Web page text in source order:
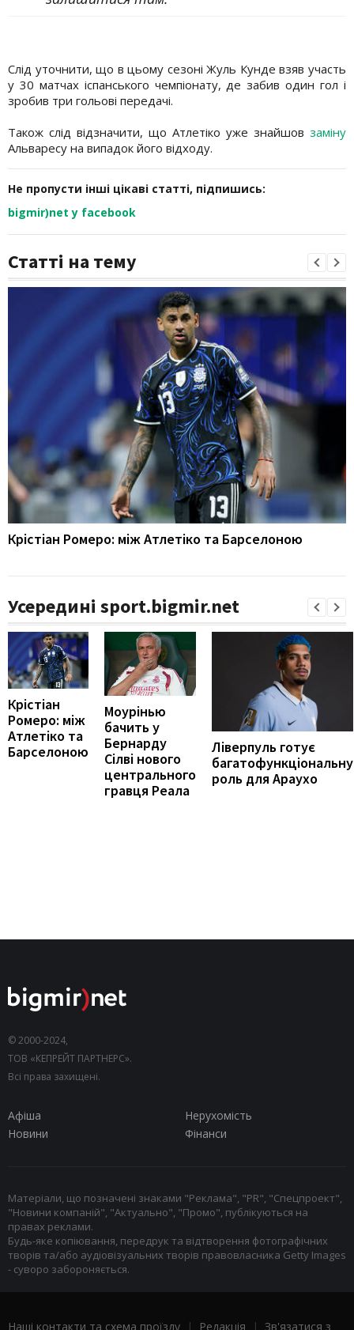
Слід уточнити, що в цьому сезоні Жуль Кунде взяв участь
у 30 матчах іспанського чемпіонату, де забив один гол і
зробив три гольові передачі.
Також слід відзначити, що Атлетіко уже знайшов заміну
Альваресу на випадок його відходу.
Не пропусти інші цікаві статті, підпишись:
bigmir)net у facebook
Статті на тему
Крістіан Ромеро: між Атлетіко та Барселоною
Усередині sport.bigmir.net
Крістіан
Ромеро: між
Атлетіко та
Барселоною
Моурінью
бачить у
Бернарду
Сілві нового
центрального
гравця Реала
Ліверпуль готує
багатофункціональну
роль для Араухо
© 2000-2024,
ТОВ «КЕПРЕЙТ ПАРТНЕРС».
Всі права захищені.
Афіша
Нерухомість
Новини
Фінанси
Матеріали, що позначені знаками "Реклама", "PR", "Спецпроект",
"Новини компаній", "Актуально", "Промо", публікуються на
правах реклами.
Будь-яке копіювання, передрук та відтворення фотографічних
творів та/або аудіовізуальних творів правовласника Getty Images
- суворо забороняється.
Наші контакти та схема проїзду | Редакція | Зв'язатися з